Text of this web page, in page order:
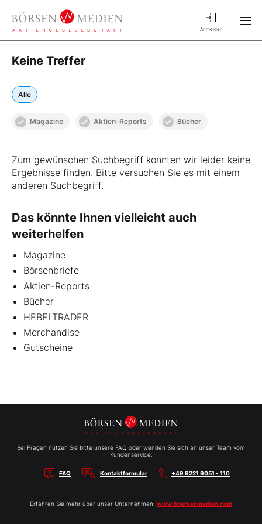
Anmelden
Keine Treffer
Alle
Magazine Aktien-Reports Bücher
Zum gewünschen Suchbegriff konnten wir leider keine
Ergebnisse finden. Bitte versuchen Sie es mit einem
anderen Suchbegriff.
Das könnte Ihnen vielleicht auch
weiterhelfen
Magazine
Börsenbriefe
Aktien-Reports
Bücher
HEBELTRADER
Merchandise
Gutscheine
Bei Fragen nutzen Sie bitte unsere FAQ oder wenden Sie sich an unser Team vom
Kundenservice:
FAQ Kontaktformular +49 9221 9051 - 110
Erfahren Sie mehr über unser Unternehmen: www.boersenmedien.com